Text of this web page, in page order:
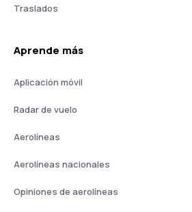
Traslados
Aprende más
Aplicación móvil
Radar de vuelo
Aerolíneas
Aerolíneas nacionales
Opiniones de aerolíneas